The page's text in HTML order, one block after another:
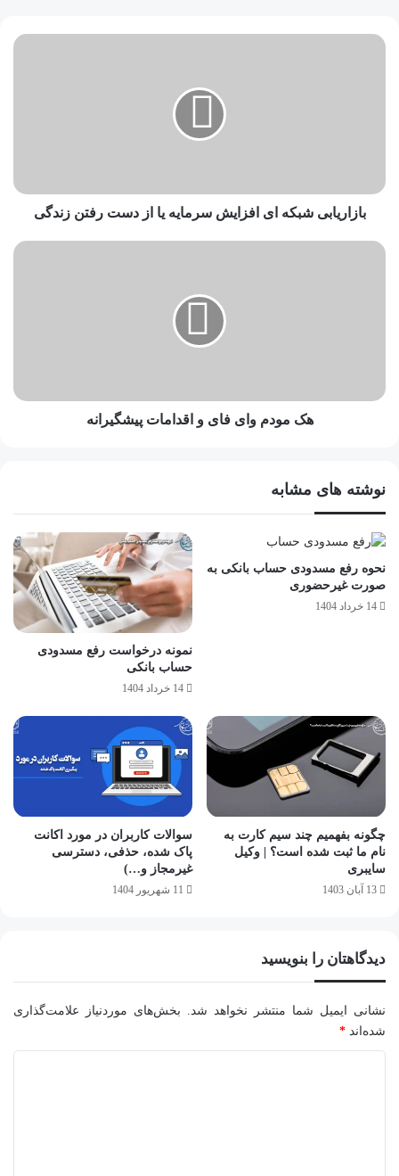
بازاریابی شبکه ای افزایش سرمایه یا از دست رفتن زندگی
هک مودم وای‌ فای و اقدامات پیشگیرانه
نوشته های مشابه
نحوه رفع مسدودی حساب بانکی به
صورت غیرحضوری
14 خرداد 1404
نمونه درخواست رفع مسدودی
حساب بانکی
14 خرداد 1404
چگونه بفهمیم چند سیم کارت به
نام ما ثبت شده است؟ | وکیل
سایبری
13 آبان 1403
سوالات کاربران در مورد اکانت
پاک شده، حذفی، دسترسی
غیرمجاز و…)
11 شهریور 1404
دیدگاهتان را بنویسید
نشانی ایمیل شما منتشر نخواهد شد.
بخش‌های موردنیاز علامت‌گذاری
شده‌اند *